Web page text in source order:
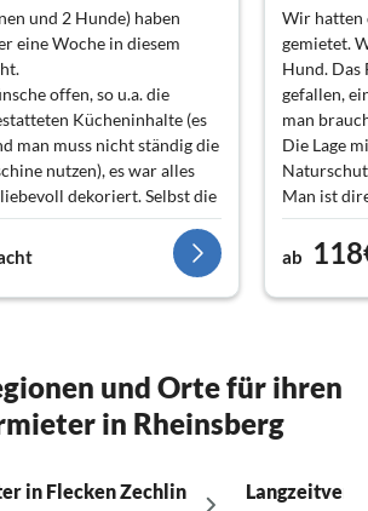
und 2 Hunde) haben
eine Woche in diesem
offen, so u.a. die
Kücheninhalte (es
man muss nicht ständig die
nutzen), es war alles
dekoriert. Selbst die
Fenstern wussten wir zu
Wir hatten
gemietet.
Hund. Das
gefallen,
man
Die Lage
Man ist
der
man in
alles was
Wir haben
gern
ab
und Orte für ihren
in Rheinsberg
in Flecken Zechlin